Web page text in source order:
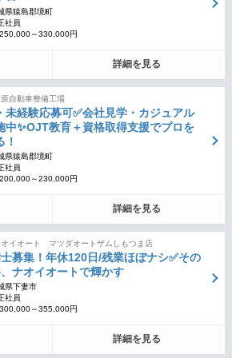
県猿島郡境町
社員
～330,000円
詳細を見る
自動車整備工場
未経験応募可✅会社見学・カジュアル
中✨OJT教育＋資格取得支援でプロを
！
県猿島郡境町
社員
～230,000円
詳細を見る
オイオート マツダオートザムしもつま店
募集！年休120日/残業ほぼナシ✅その
ナオイオートで輝かす
県下妻市
社員
～355,000円
詳細を見る